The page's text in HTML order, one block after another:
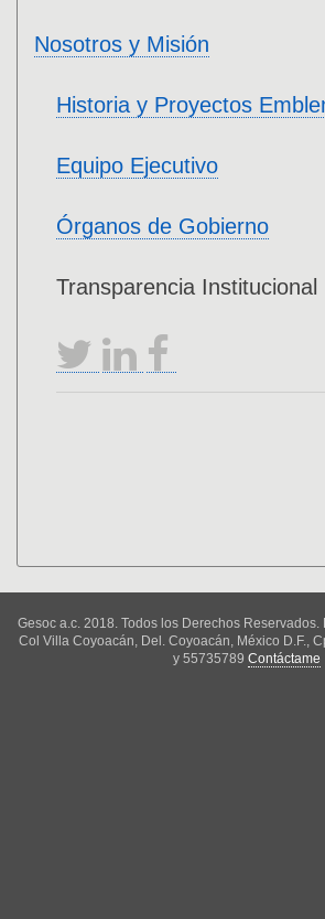
Nosotros y Misión
Historia y Proyectos
Equipo Ejecutivo
Órganos de Gobierno
Transparencia Institucional
Gesoc a.c. 2018. Todos los Derechos
Col Villa Coyoacán, Del. Coyoacán, México D.F.,
y 55735789 Contáctame